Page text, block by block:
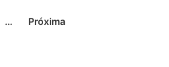
… Próxima